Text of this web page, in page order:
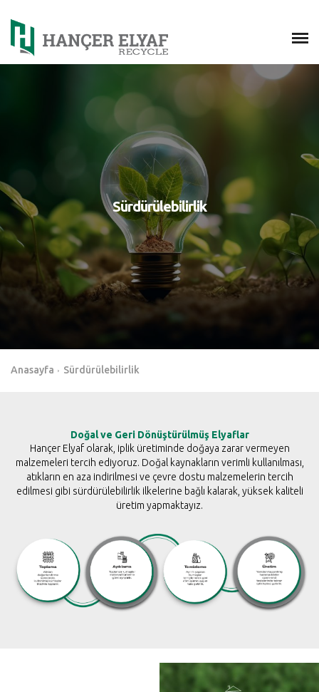
Sürdürülebilirlik
Anasayfa Sürdürülebilirlik
Doğal ve Geri Dönüştürülmüş Elyaflar
Hançer Elyaf olarak, iplik üretiminde doğaya zarar vermeyen
malzemeleri tercih ediyoruz. Doğal kaynakların verimli kullanılması,
atıkların en aza indirilmesi ve çevre dostu malzemelerin tercih
edilmesi gibi sürdürülebilirlik ilkelerine bağlı kalarak, yüksek kaliteli
üretim yapmaktayız.